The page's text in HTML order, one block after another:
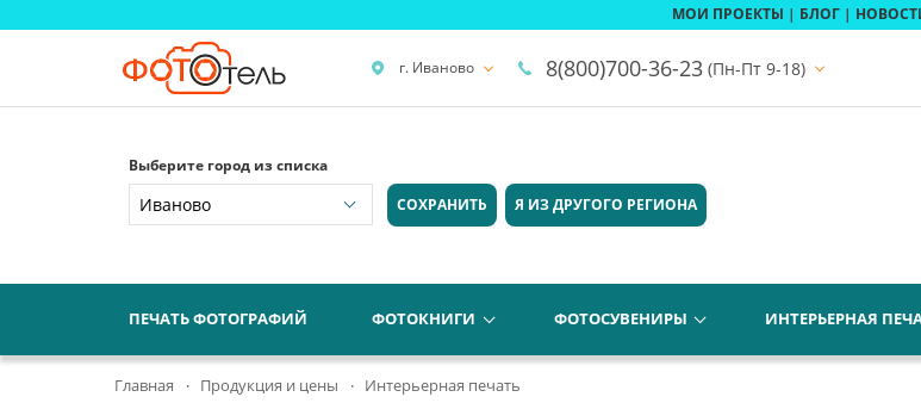
МОИ ПРОЕКТЫ | БЛОГ |
г. Иваново 8(800)700-36-23 (Пн-Пт 9-18)
Выберите город из списка
СОХРАНИТЬ
Я ИЗ ДРУГОГО РЕГИОНА
ПЕЧАТЬ ФОТОГРАФИЙ ФОТОКНИГИ ФОТОСУВЕНИРЫ ИНТЕРЬЕРНАЯ
Главная Продукция и цены Интерьерная печать